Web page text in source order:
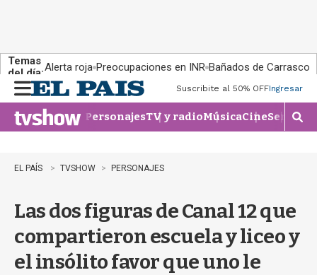
Temas
del día:Alerta roja Preocupaciones en INR Bañados de Carrasco
n
u
Suscribite al 50% OFFIngresar
PersonajesTV y radioMúsicaCineSeries
M
o
�
EL PAÍS TVSHOW PERSONAJES
Las dos figuras de Canal 12 que
compartieron escuela y liceo y
el insólito favor que uno le